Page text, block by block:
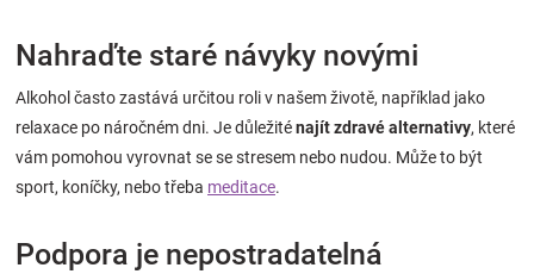
Nahraďte staré návyky novými
Alkohol často zastává určitou roli v našem životě, například jako
relaxace po náročném dni. Je důležiténajít zdravé alternativy, které
vám pomohou vyrovnat se se stresem nebo nudou. Může to být
sport, koníčky, nebo třeba meditace.
Podpora je nepostradatelná